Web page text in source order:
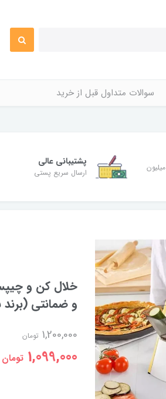
سوالات متداول قبل از خرید
برای خرید بالای 50 میلیون
پشتیبانی عالی
ارسال سریع پستی
RL-2210 | برد بلند و نور بسیار قوی
2,500,000
1,999,000